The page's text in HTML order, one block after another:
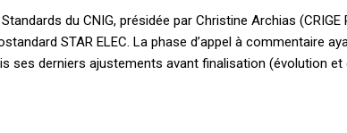
du CNIG, présidée par Christine Archias (CRIGE
STAR ELEC. La phase d’appel à commentaire
ses derniers ajustements avant finalisation (évolution et